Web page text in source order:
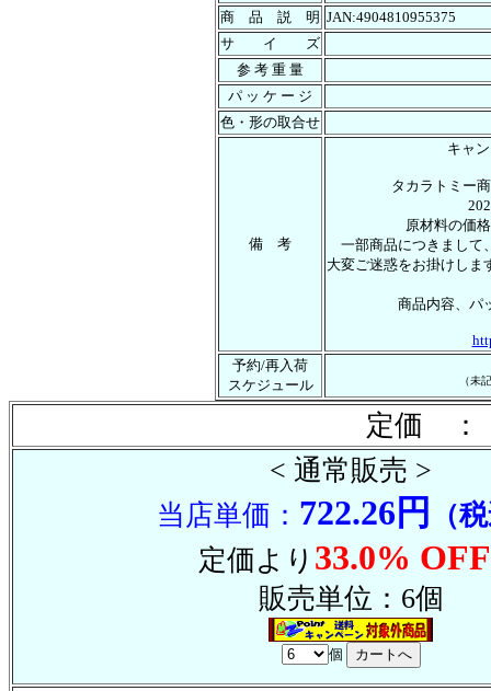
商 品 説 明 JAN:4904810955375
サ イ ズ
参 考 重 量
パ ッ ケ ー ジ
色・形の取合せ
備 考
キャ
タカラトミー
原材料の価
一部商品につきまして
大変ご迷惑をお掛けしま
商品内容、パ
予約/再入荷
スケジュール
（未
定価 ：
< 通常販売 >
当店単価： 722.26円
（
定価より 33.0%
販売単位：6個
個